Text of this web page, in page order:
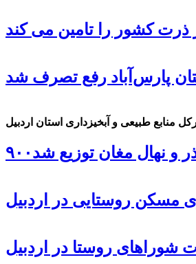
پارس‌آباد رفع تصرف شد
و نهال مغان توزیع شد